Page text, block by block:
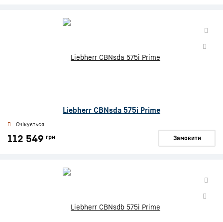
Liebherr CBNsda 575i Prime
Очікується
112 549 грн Замовити